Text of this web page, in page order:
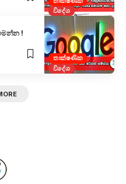
විදේශ
තාක්ෂණික
විදේශ
!